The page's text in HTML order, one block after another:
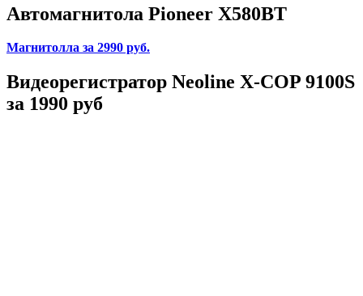
Автомагнитола Pioneer X580BT
Магнитолла за 2990 руб.
Видеорегистратор Neoline X-COP 9100S
за 1990 руб